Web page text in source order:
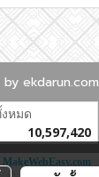
ekdarun.com
หมด
10,597,420
MakeWebEasy.com